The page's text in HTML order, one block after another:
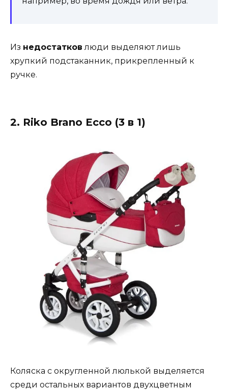
Из недостатков люди выделяют лишь
хрупкий подстаканник, прикрепленный к
ручке.
2. Riko Brano Ecco (3 в 1)
Коляска с округленной люлькой выделяется
среди остальных вариантов двухцветным